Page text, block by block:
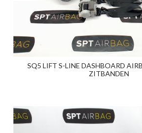
SQ5 LIFT S-LINE DASHBOARD
ZITBANDEN